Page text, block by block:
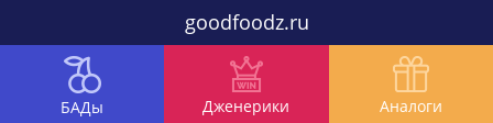
goodfoodz.ru
БАДы Дженерики Аналоги